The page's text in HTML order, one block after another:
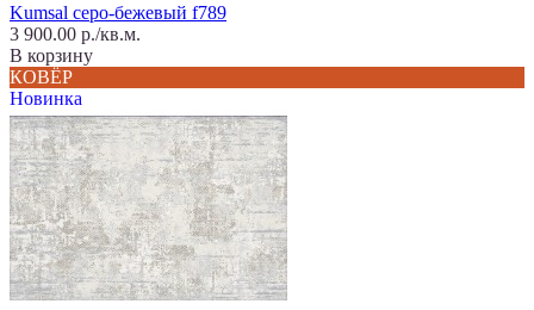
Kumsal серо-бежевый f789
3 900.00 р./кв.м.
В корзину
КОВЁР
Новинка